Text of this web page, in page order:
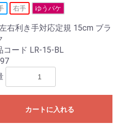
右手 ゆうパケ
右利き手対応定規 15cm ブラ
コード LR-15-BL
カートに入れる